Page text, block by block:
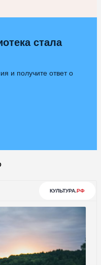
стала
и получите ответ о